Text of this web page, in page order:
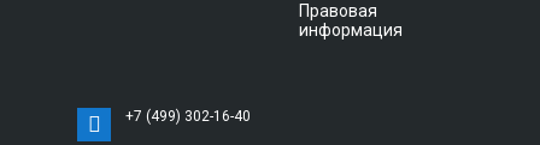
Правовая
информация
+7 (499) 302-16-40